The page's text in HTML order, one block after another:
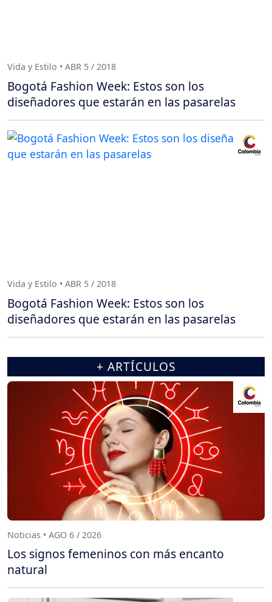
Vida y Estilo • ABR 5 / 2018
Bogotá Fashion Week: Estos son los
diseñadores que estarán en las pasarelas
Vida y Estilo • ABR 5 / 2018
Bogotá Fashion Week: Estos son los
diseñadores que estarán en las pasarelas
+ ARTÍCULOS
Noticias • AGO 6 / 2026
Los signos femeninos con más encanto
natural